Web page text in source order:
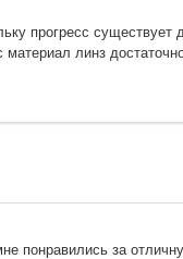
прогресс
линз
понравились за